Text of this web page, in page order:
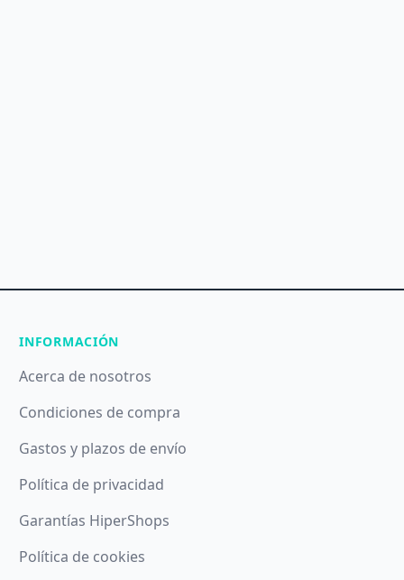
INFORMACIÓN
Acerca de nosotros
Condiciones de compra
Gastos y plazos de envío
Política de privacidad
Garantías HiperShops
Política de cookies